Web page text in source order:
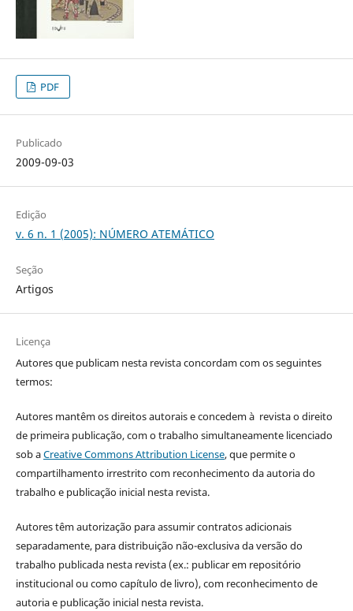
PDF
Publicado
2009-09-03
Edição
v. 6 n. 1 (2005): NÚMERO ATEMÁTICO
Seção
Artigos
Licença
Autores que publicam nesta revista concordam com os seguintes
termos:
Autores mantêm os direitos autorais e concedem à revista o direito
de primeira publicação, com o trabalho simultaneamente licenciado
sob aCreative Commons Attribution License, que permite o
compartilhamento irrestrito com reconhecimento da autoria do
trabalho e publicação inicial nesta revista.
Autores têm autorização para assumir contratos adicionais
separadamente, para distribuição não-exclusiva da versão do
trabalho publicada nesta revista (ex.: publicar em repositório
institucional ou como capítulo de livro), com reconhecimento de
autoria e publicação inicial nesta revista.